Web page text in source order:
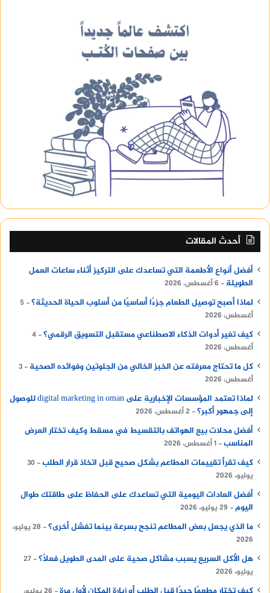
أحدث المقالات
أفضل أنواع الأطعمة التي تساعدك على التركيز أثناء ساعات العمل
الطويلة
6 أغسطس، 2026
لماذا أصبح توصيل الطعام جزءًا أساسيًا من أسلوب الحياة الحديثة؟
5
أغسطس، 2026
كيف تغير أدوات الذكاء الاصطناعي مستقبل التسويق الرقمي؟ 4
أغسطس، 2026
كل ما تحتاج معرفته عن الخبز الخالي من الجلوتين وفوائده الصحية
3
أغسطس، 2026
لماذا تعتمد المؤسسات الإخبارية على digital marketing in oman للوصول
إلى جمهور أكبر؟ 2 أغسطس، 2026
أفضل محلات بيع الهواتف بالتقسيط في مسقط وكيف تختار العرض
المناسب 1 أغسطس، 2026
كيف تقرأ تقييمات المطاعم بشكل صحيح قبل اتخاذ قرار الطلب
30
يوليو، 2026
أفضل العادات اليومية التي تساعدك على الحفاظ على طاقتك طوال
اليوم
29 يوليو، 2026
ما الذي يجعل بعض المطاعم تنجح بسرعة بينما تفشل أخرى؟
28 يوليو،
2026
هل الأكل السريع يسبب مشاكل صحية على المدى الطويل فعلًا؟ 27
يوليو، 2026